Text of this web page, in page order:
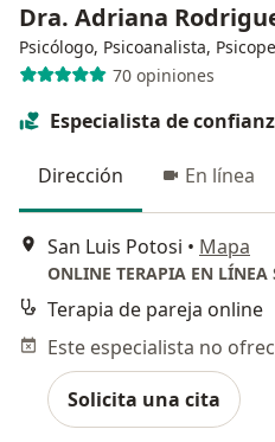
Dra. Adriana
Psicólogo, Psicoanalista,
70 opiniones
Especialista de
Dirección En línea
San Luis Potosi • Mapa
ONLINE TERAPIA EN LÍNEA
Terapia de pareja online
Solicita una cita